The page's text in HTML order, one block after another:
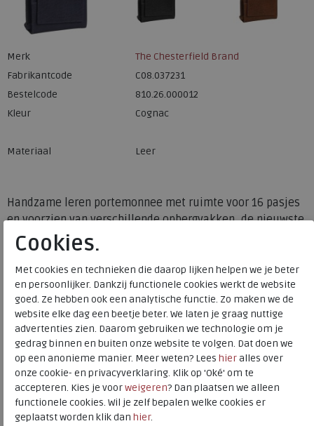
Handzame leren portemonnee met ruimte voor 16 pasjes
en voorzien van verschillende opbergvakken, de nieuwste
RFID techniek en een vak met ritssluiting.Dé perfecte
portemonnee voor diegene met een overvolle
portemonnee. Deze portemonnee biedt voldoende ruimte
voor het ordenen van je pasjes, bonnen, geld en andere
belangrijke documenten. Deze leren portemonnee sluit
met een overslag drukknoopsluiting, 2 vakken met een
transparant venster en een vak met ritssluiting.In deze
portemonnee wordt gebruik gemaakt van een unieke RFID
techniek. Waar je normaliter gewend bent dat RFID
portemonnees een harde metalen case hebben, vind je
dat niet terug in onze portemonnees. In de voering van ons
leer zit een speciale laag die beschermd tegen diefstal
Merk
The Chesterfield Brand
Fabrikantcode
C08.037231
Bestelcode
810.26.000012
Kleur
Cognac
Materiaal Leer
Cookies.
Met cookies en technieken die daarop lijken helpen we je beter
en persoonlijker. Dankzij functionele cookies werkt de website
goed. Ze hebben ook een analytische functie. Zo maken we de
website elke dag een beetje beter. We laten je graag nuttige
advertenties zien. Daarom gebruiken we technologie om je
gedrag binnen en buiten onze website te volgen. Dat doen we
op een anonieme manier. Meer weten? Lees hieralles over
onze cookie- en privacyverklaring. Klik op 'Oké' om te
accepteren. Kies je voorweigeren? Dan plaatsen we alleen
functionele cookies. Wil je zelf bepalen welke cookies er
geplaatst worden klik dan hier.